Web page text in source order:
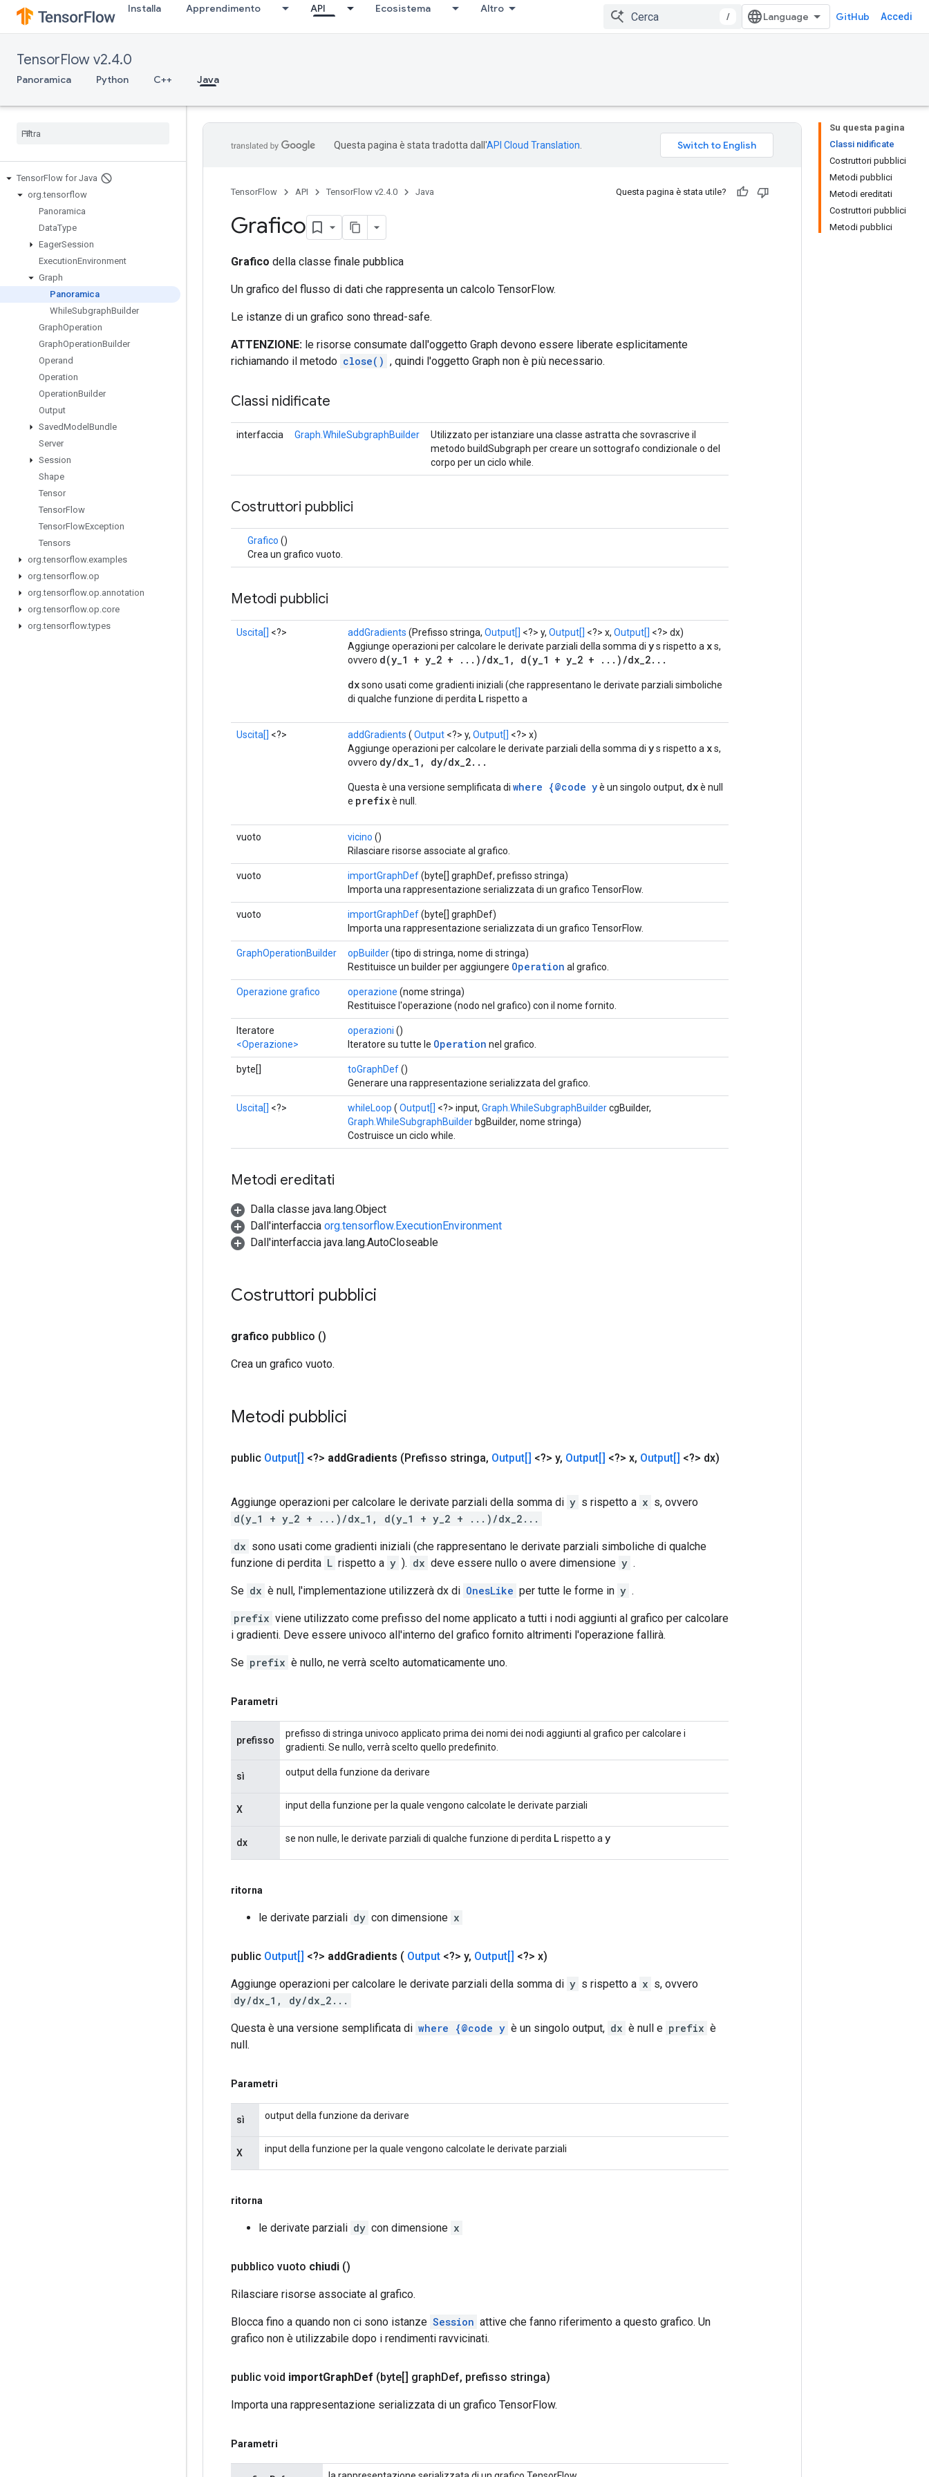
Installa Apprendimento API Ecosistema Altro
/ GitHub Accedi
TensorFlow v2.4.0
Panoramica Python C++ Java
TensorFlow for Java
org.tensorflow
Panoramica
DataType
EagerSession
ExecutionEnvironment
Graph
Panoramica
WhileSubgraphBuilder
GraphOperation
GraphOperationBuilder
Operand
Operation
OperationBuilder
Output
SavedModel Bundle
Server
Session
Shape
Tensor
TensorFlow
TensorFlowException
Tensors
org.tensorflow.examples
org.tensorflow.op
org.tensorflow.op.annotation
org.tensorflow.op.core
org.tensorflow.types
Su questa pagina
Classi nidificate
Costruttori pubblici
Metodi pubblici
Metodi ereditati
Costruttori pubblici
Metodi pubblici
Questa pagina è stata tradotta dall'API Cloud Translation
TensorFlow API TensorFlow v2.4.0 Java Questa pagina è stata utile?
Grafico
Grafico della classe finale pubblica
Un grafico del flusso di dati che rappresenta un calcolo TensorFlow.
Le istanze di un grafico sono thread-safe.
ATTENZIONE: le risorse consumate dall'oggetto Graph devono essere liberate esplicitamente
richiamando il metodo close() , quindi l'oggetto Graph non è più necessario.
Classi nidificate
interfaccia Graph.WhileSubgraphBuilder
Utilizzato per istanziare una classe astratta che sovrascrive il
metodo buildSubgraph per creare un sottografo condizionale o del
corpo per un ciclo while.
Costruttori pubblici
Grafico ()
Crea un grafico vuoto.
Metodi pubblici
Uscita[] <?> addGradients (Prefisso stringa, Output[] <?> y, Output[] <?> x, Output[] <?> dx)
Aggiunge operazioni per calcolare le derivate parziali della somma di ys rispetto a xs,
ovvero d(y_1 + y_2 + ...)/dx_1, d(y_1 + y_2 + ...)/dx_2...
dxsono usati come gradienti iniziali (che rappresentano le derivate parziali simboliche
di qualche funzione di perdita Lrispetto a
Uscita[] <?> addGradients ( Output <?> y, Output[] <?> x)
Aggiunge operazioni per calcolare le derivate parziali della somma di ys rispetto a xs,
ovvero dy/dx_1, dy/dx_2...
Questa è una versione semplificata di where {@code yè un singolo output, dxè null
e prefixè null.
vuoto vicino ()
Rilasciare risorse associate al grafico.
vuoto importGraphDef(byte[] graphDef, prefisso stringa)
Importa una rappresentazione serializzata di un grafico TensorFlow.
vuoto importGraphDef(byte[] graphDef)
Importa una rappresentazione serializzata di un grafico TensorFlow.
GraphOperationBuilder opBuilder(tipo di stringa, nome di stringa)
Restituisce un builder per aggiungere Operation al grafico.
Operazione grafico operazione (nome stringa)
Restituisce l'operazione (nodo nel grafico) con il nome fornito.
Iteratore
<Operazione>
operazioni ()
Iteratore su tutte le Operation nel grafico.
byte[] toGraphDef()
Generare una rappresentazione serializzata del grafico.
Uscita[] <?> whileLoop ( Output[] <?> input, Graph.WhileSubgraphBuildercgBuilder,
Graph.WhileSubgraphBuilder bgBuilder, nome stringa)
Costruisce un ciclo while.
Metodi ereditati
Dalla classe java.lang.Object
Dall'interfaccia org.tensorflow.ExecutionEnvironment
Dall'interfaccia java.lang.AutoCloseable
Costruttori pubblici
grafico pubblico ()
Crea un grafico vuoto.
Metodi pubblici
public Output[] <?> addGradients (Prefisso stringa, Output[] <?> y, Output[] <?> x, Output[] <?> dx)
Aggiunge operazioni per calcolare le derivate parziali della somma di y s rispetto a x s, ovvero
d(y_1 + y_2 + ...)/dx_1, d(y_1 + y_2 + ...)/dx_2...
dx sono usati come gradienti iniziali (che rappresentano le derivate parziali simboliche di qualche
funzione di perdita L rispetto a y ). dx deve essere nullo o avere dimensione y .
Se dx è null, l'implementazione utilizzerà dx di OnesLike per tutte le forme in y .
prefix viene utilizzato come prefisso del nome applicato a tutti i nodi aggiunti al grafico per calcolare
i gradienti. Deve essere univoco all'interno del grafico fornito altrimenti l'operazione fallirà.
Se prefix è nullo, ne verrà scelto automaticamente uno.
Parametri
prefisso
prefisso di stringa univoco applicato prima dei nomi dei nodi aggiunti al grafico per calcolare i
gradienti. Se nullo, verrà scelto quello predefinito.
sì output della funzione da derivare
X input della funzione per la quale vengono calcolate le derivate parziali
dx se non nulle, le derivate parziali di qualche funzione di perdita Lrispetto a y
ritorna
le derivate parziali dy con dimensione x
public Output[] <?> addGradients ( Output <?> y, Output[] <?> x)
Aggiunge operazioni per calcolare le derivate parziali della somma di y s rispetto a x s, ovvero
dy/dx_1, dy/dx_2...
Questa è una versione semplificata di where {@code y è un singolo output, dx è null e prefix è
null.
Parametri
sì output della funzione da derivare
X input della funzione per la quale vengono calcolate le derivate parziali
ritorna
le derivate parziali dy con dimensione x
pubblico vuoto chiudi ()
Rilasciare risorse associate al grafico.
Blocca fino a quando non ci sono istanze Session attive che fanno riferimento a questo grafico. Un
grafico non è utilizzabile dopo i rendimenti ravvicinati.
public void importGraphDef (byte[] graphDef, prefisso stringa)
Importa una rappresentazione serializzata di un grafico TensorFlow.
Parametri